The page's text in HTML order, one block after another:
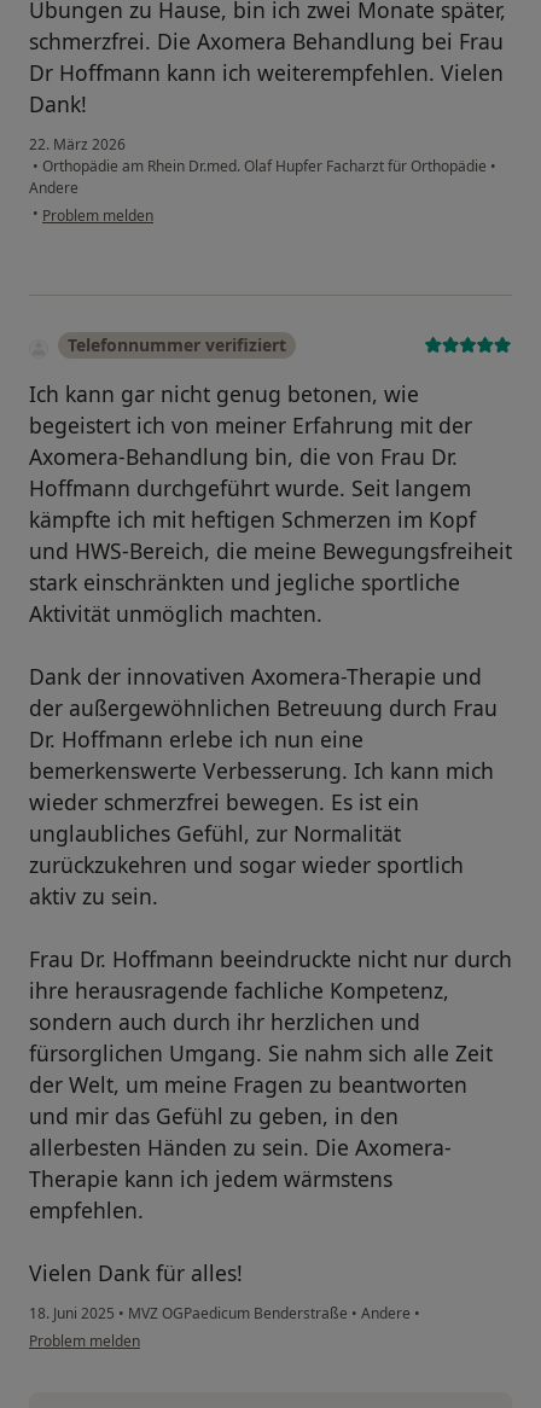
Übungen zu Hause, bin ich zwei Monate später,
schmerzfrei. Die Axomera Behandlung bei Frau
Dr Hoffmann kann ich weiterempfehlen. Vielen
Dank!
22. März 2026
• Orthopädie am Rhein Dr.med. Olaf Hupfer Facharzt für Orthopädie •
Andere
• Problem melden
Telefonnummer verifiziert
Ich kann gar nicht genug betonen, wie
begeistert ich von meiner Erfahrung mit der
Axomera-Behandlung bin, die von Frau Dr.
Hoffmann durchgeführt wurde. Seit langem
kämpfte ich mit heftigen Schmerzen im Kopf
und HWS-Bereich, die meine Bewegungsfreiheit
stark einschränkten und jegliche sportliche
Aktivität unmöglich machten.
Dank der innovativen Axomera-Therapie und
der außergewöhnlichen Betreuung durch Frau
Dr. Hoffmann erlebe ich nun eine
bemerkenswerte Verbesserung. Ich kann mich
wieder schmerzfrei bewegen. Es ist ein
unglaubliches Gefühl, zur Normalität
zurückzukehren und sogar wieder sportlich
aktiv zu sein.
Frau Dr. Hoffmann beeindruckte nicht nur durch
ihre herausragende fachliche Kompetenz,
sondern auch durch ihr herzlichen und
fürsorglichen Umgang. Sie nahm sich alle Zeit
der Welt, um meine Fragen zu beantworten
und mir das Gefühl zu geben, in den
allerbesten Händen zu sein. Die Axomera-
Therapie kann ich jedem wärmstens
empfehlen.
Vielen Dank für alles!
18. Juni 2025 • MVZ OGPaedicum Benderstraße • Andere •
Problem melden